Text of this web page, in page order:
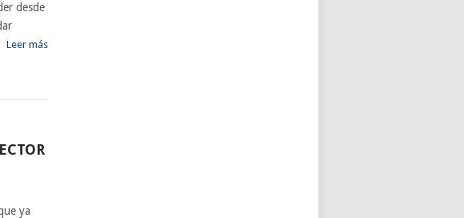
desde
Leer más
ya